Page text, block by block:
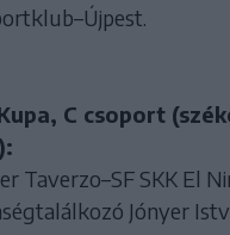
C csoport
Taverzo–SF SKK El
Jónyer